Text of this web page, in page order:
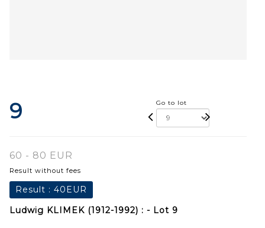
9 Go to lot
60 - 80 EUR
Result without fees
Result : 40EUR
Ludwig KLIMEK (1912-1992) : - Lot 9